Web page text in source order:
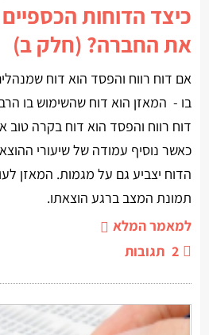
כיצד הדוחות
את החברה? (חלק ב)
אם דוח רווח והפסד הוא דוח
בו - המאזן הוא דוח שהשימוש בו
דוח רווח והפסד הוא דוח בקרה טוב
כאשר נוסיף עמודה של שיעורי
הדוח יצביע גם על מגמות. המאזן
תמונת המצב ברגע הוצאתו.
למאמר המלא
2 תגובות